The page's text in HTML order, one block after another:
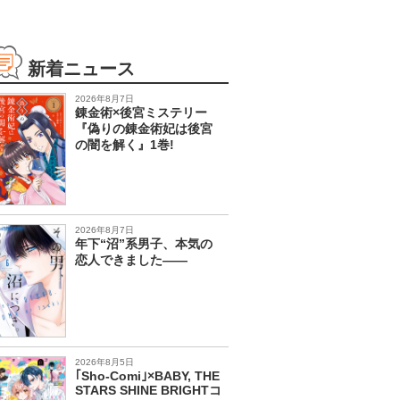
新着ニュース
2026年8月7日
錬金術×後宮ミステリー
『偽りの錬金術妃は後宮
の闇を解く』1巻!
2026年8月7日
年下“沼”系男子、本気の
恋人できました――
2026年8月5日
｢Sho-Comi｣×BABY, THE
STARS SHINE BRIGHTコ